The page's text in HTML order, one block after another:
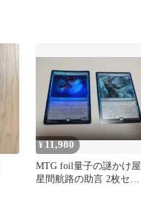
¥ 11,980
MTG foil量子の謎かけ屋
星間航路の助言 2枚セッ